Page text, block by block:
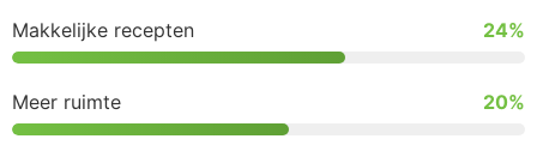
Makkelijke recepten 24%
Meer ruimte 20%